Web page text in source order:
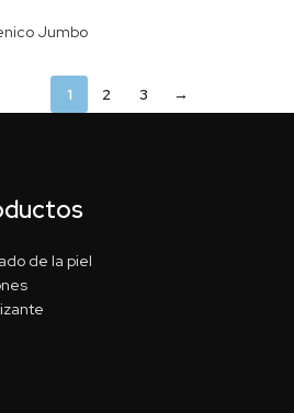
Jumbo
1 2 3 →
de la piel